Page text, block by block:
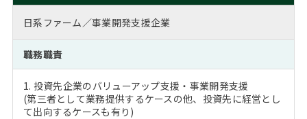
日系ファーム／事業開発支援企業
職務職責
1. 投資先企業のバリューアップ支援・事業開発支援
(第三者として業務提供するケースの他、投資先に経営とし
て出向するケースも有り)